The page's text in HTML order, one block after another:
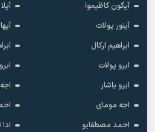
آیگون کاظیموا
آینور پولات
ابراهیم ارکال
ابرو پولات
ابرو یاشار
اجه مومای
احمد مصطفایو